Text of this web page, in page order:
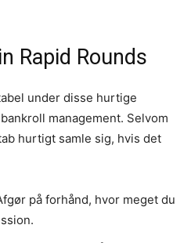
Rapid Rounds
under disse hurtige
management. Selvom
hurtigt samle sig, hvis det
på forhånd, hvor meget du